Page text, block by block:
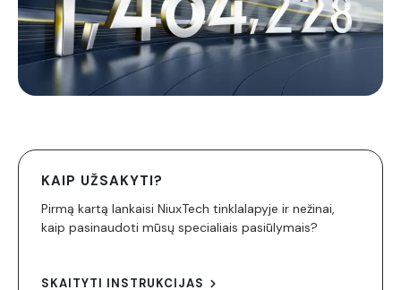
KAIP UŽSAKYTI?
Pirmą kartą lankaisi NiuxTech tinklalapyje ir nežinai,
kaip pasinaudoti mūsų specialiais pasiūlymais?
SKAITYTI INSTRUKCIJAS